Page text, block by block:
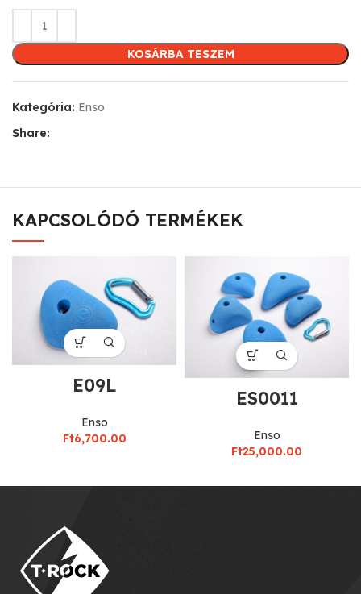
KOSÁRBA TESZEM
Kategória: Enso
Share:
KAPCSOLÓDÓ TERMÉKEK
E09L
Enso
Ft6,700.00
ES0011
Enso
Ft25,000.00